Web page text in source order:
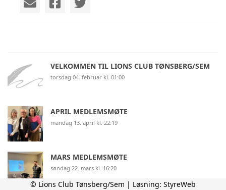
VELKOMMEN TIL LIONS CLUB TØNSBERG/SEM
torsdag 04. februar kl. 01:00
APRIL MEDLEMSMØTE
mandag 13. april kl. 22:19
MARS MEDLEMSMØTE
søndag 22. mars kl. 16:20
© Lions Club Tønsberg/Sem | Løsning: StyreWeb